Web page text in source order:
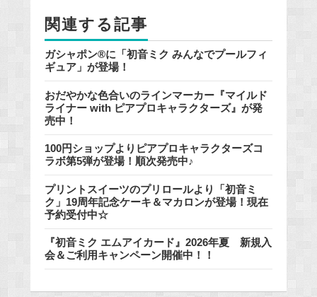
k
関連する記事
ガシャポン®に「初音ミク みんなでプールフィ
ギュア」が登場！
おだやかな色合いのラインマーカー『マイルド
ライナー with ピアプロキャラクターズ』が発
売中！
100円ショップよりピアプロキャラクターズコ
ラボ第5弾が登場！順次発売中♪
プリントスイーツのプリロールより「初音ミ
ク」19周年記念ケーキ＆マカロンが登場！現在
予約受付中☆
『初音ミク エムアイカード』2026年夏 新規入
会＆ご利用キャンペーン開催中！！